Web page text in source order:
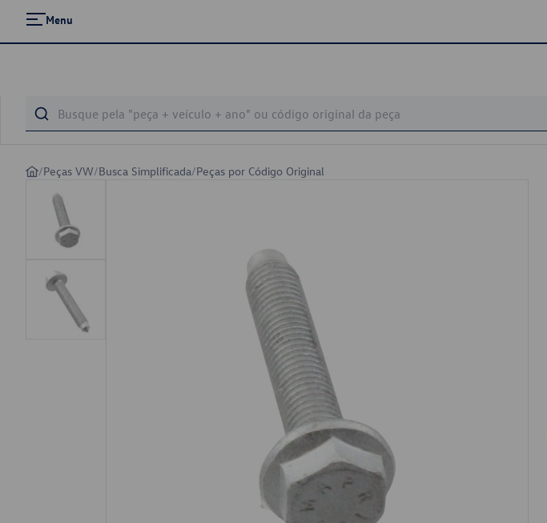
Menu
/Peças VW/Busca Simplificada/Peças por Código Original